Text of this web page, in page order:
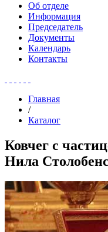
Об отделе
Информация
Председатель
Документы
Календарь
Контакты
Главная
/
Каталог
Ковчег с
Нила